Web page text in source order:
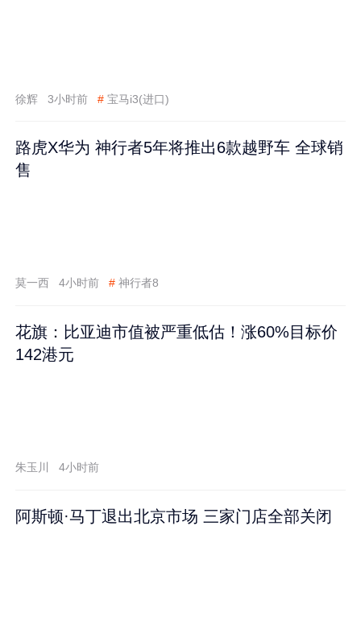
徐辉 3小时前 # 宝马i3(进口)
路虎X华为 神行者5年将推出6款越野车 全球销
售
莫一西 4小时前 # 神行者8
花旗：比亚迪市值被严重低估！涨60%目标价
142港元
朱玉川 4小时前
阿斯顿·马丁退出北京市场 三家门店全部关闭